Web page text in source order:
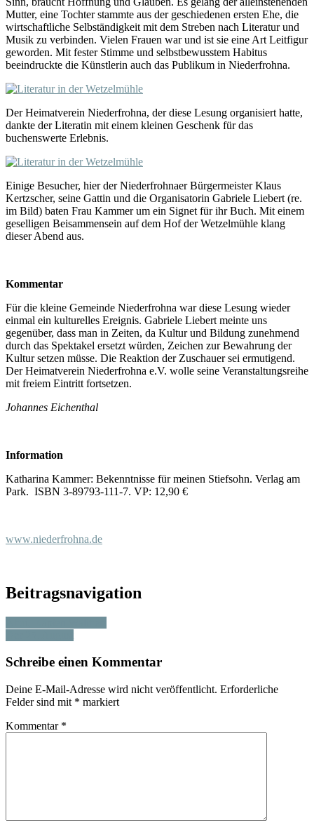
Mutter, eine Tochter stammte aus der geschiedenen ersten Ehe, die
wirtschaftliche Selbständigkeit mit dem Streben nach Literatur und
Musik zu verbinden. Vielen Frauen war und ist sie eine Art Leitfigur
geworden. Mit fester Stimme und selbstbewusstem Habitus
beeindruckte die Künstlerin auch das Publikum in Niederfrohna.
Der Heimatverein Niederfrohna, der diese Lesung organisiert hatte,
dankte der Literatin mit einem kleinen Geschenk für das
buchenswerte Erlebnis.
Einige Besucher, hier der Niederfrohnaer Bürgermeister Klaus
Kertzscher, seine Gattin und die Organisatorin Gabriele Liebert (re.
im Bild) baten Frau Kammer um ein Signet für ihr Buch. Mit einem
geselligen Beisammensein auf dem Hof der Wetzelmühle klang
dieser Abend aus.
Kommentar
Für die kleine Gemeinde Niederfrohna war diese Lesung wieder
einmal ein kulturelles Ereignis. Gabriele Liebert meinte uns
gegenüber, dass man in Zeiten, da Kultur und Bildung zunehmend
durch das Spektakel ersetzt würden, Zeichen zur Bewahrung der
Kultur setzen müsse. Die Reaktion der Zuschauer sei ermutigend.
Der Heimatverein Niederfrohna e.V. wolle seine Veranstaltungsreihe
mit freiem Eintritt fortsetzen.
Johannes Eichenthal
Information
Katharina Kammer: Bekenntnisse für meinen Stiefsohn. Verlag am
Park. ISBN 3-89793-111-7. VP: 12,90 €
www.niederfrohna.de
Beitragsnavigation
Schreibe einen Kommentar
Deine E-Mail-Adresse wird nicht veröffentlicht. Erforderliche
Felder sind mit * markiert
Kommentar *